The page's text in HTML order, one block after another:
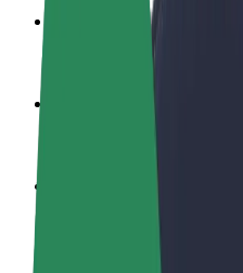
Gana dinero colaborando
Reparte comida y cobra
Llega a más clientes y